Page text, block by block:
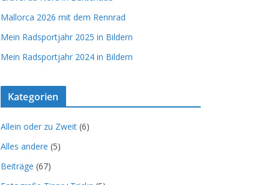
Mallorca 2026 mit dem Rennrad
Mein Radsportjahr 2025 in Bildern
Mein Radsportjahr 2024 in Bildern
Kategorien
Allein oder zu Zweit (6)
Alles andere (5)
Beiträge (67)